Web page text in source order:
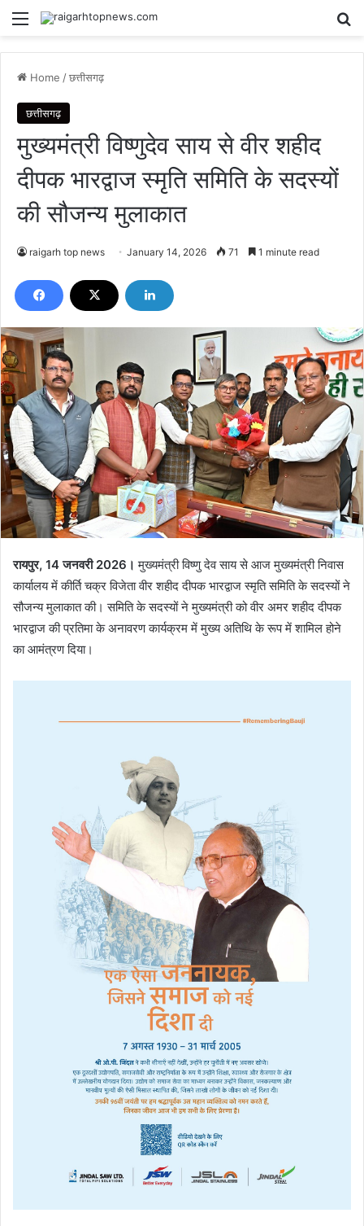
Menu
Home /छत्तीसगढ़
छत्तीसगढ़
मुख्यमंत्री विष्णुदेव साय से वीर शहीद
दीपक भारद्वाज स्मृति समिति के सदस्यों
की सौजन्य मुलाकात
raigarh top news January 14, 2026 71 1 minute read
रायपुर, 14 जनवरी 2026। मुख्यमंत्री विष्णु देव साय से आज मुख्यमंत्री निवास
कार्यालय में कीर्ति चक्र विजेता वीर शहीद दीपक भारद्वाज स्मृति समिति के सदस्यों ने
सौजन्य मुलाकात की। समिति के सदस्यों ने मुख्यमंत्री को वीर अमर शहीद दीपक
भारद्वाज की प्रतिमा के अनावरण कार्यक्रम में मुख्य अतिथि के रूप में शामिल होने
का आमंत्रण दिया।